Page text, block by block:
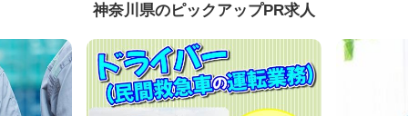
神奈川県のピックアップPR求人